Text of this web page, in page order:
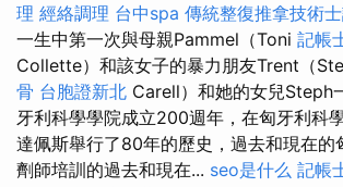
理 經絡調理 台中spa 傳統整復推拿技術
一生中第一次與母親Pammel（Toni 記帳
Collette）和該女子的暴力朋友Trent（
骨 台胞證新北 Carell）和她的女兒Steph
牙利科學學院成立200週年，在匈牙利科
達佩斯舉行了80年的歷史，過去和現在的
劑師培訓的過去和現在... seo是什么 記帳